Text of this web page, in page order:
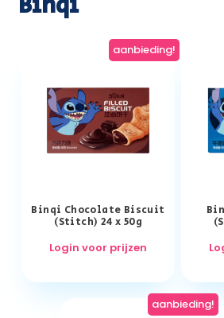
aanbieding!
Binqi Chocolate Biscuit
(Stitch) 24 x 50g
Login voor prijzen
aanbieding!